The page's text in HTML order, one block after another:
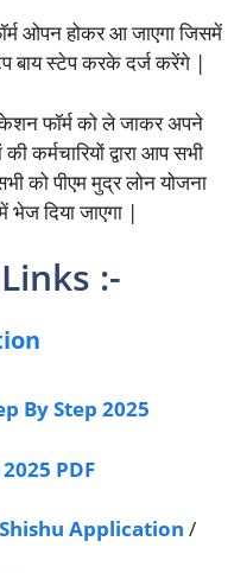
ओपन होकर आ जाएगा जिसमें
बाय स्टेप करके दर्ज करेंगे |
फॉर्म को ले जाकर अपने
द्वारा आप सभी
को पीएम मुद्र लोन योजना
दिया जाएगा |
:-
By Step 2025
PDF
Shishu Application /